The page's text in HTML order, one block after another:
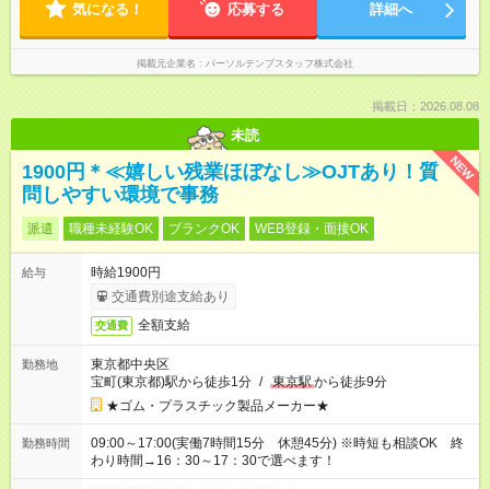
気になる！ 応募する 詳細へ
掲載元企業名 パーソルテンプスタッフ株式会社
掲載日：2026.08.08
未読
NEW
1900円＊≪嬉しい残業ほぼなし≫OJTあり！質
問しやすい環境で事務
派遣 職種未経験OK ブランクOK WEB登録・面接OK
給与
時給1900円
交通費別途支給あり
交通費 全額支給
勤務地
東京都中央区
宝町(東京都)駅から徒歩1分 / 東京駅から徒歩9分
★ゴム・プラスチック製品メーカー★
勤務時間
09:00～17:00(実働7時間15分 休憩45分) ※時短も相談OK 終
わり時間→16：30～17：30で選べます！